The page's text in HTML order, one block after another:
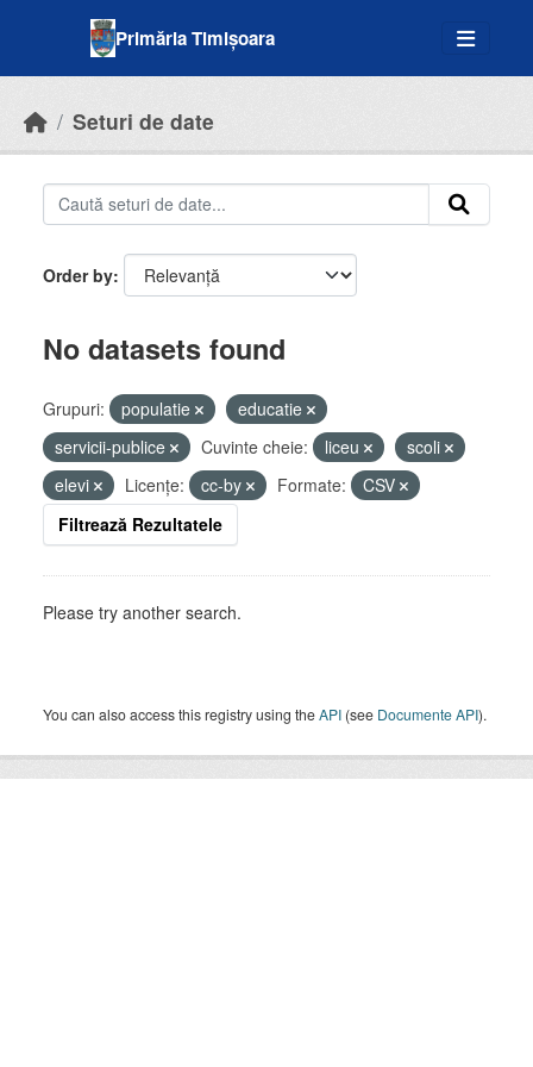
Primăria Timișoara
Seturi de date
Order by
No datasets found
Grupuri: populatie
educatie
servicii-publice
Cuvinte cheie: liceu
scoli
elevi
Licenţe: cc-by Formate:
CSV
Filtrează Rezultatele
Please try another search.
You can also access this registry using theAPI (see Documente API).